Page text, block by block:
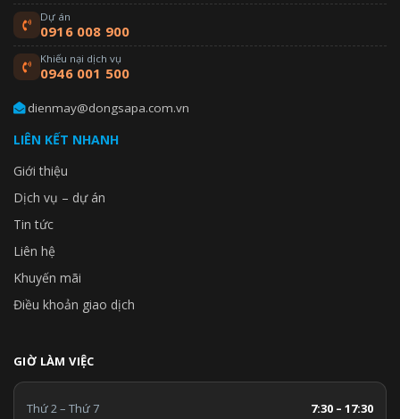
Dự án
0916 008 900
Khiếu nại dịch vụ
0946 001 500
dienmay@dongsapa.com.vn
LIÊN KẾT NHANH
Giới thiệu
Dịch vụ – dự án
Tin tức
Liên hệ
Khuyến mãi
Điều khoản giao dịch
GIỜ LÀM VIỆC
Thứ 2 – Thứ 7
7:30 – 17:30